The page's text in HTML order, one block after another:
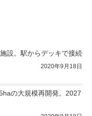
設。駅からデッキで接続
2020年9月18日
の大規模再開発。2027